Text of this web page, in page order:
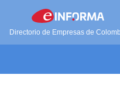
Directorio de Empresas de